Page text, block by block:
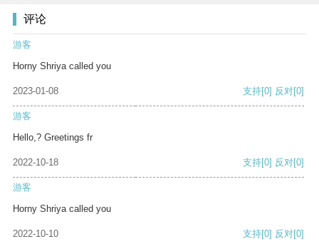
评论
游客
Horny Shriya called you
2023-01-08 支持[0] 反对[0]
游客
Hello,? Greetings fr
2022-10-18 支持[0] 反对[0]
游客
Horny Shriya called you
2022-10-10 支持[0] 反对[0]